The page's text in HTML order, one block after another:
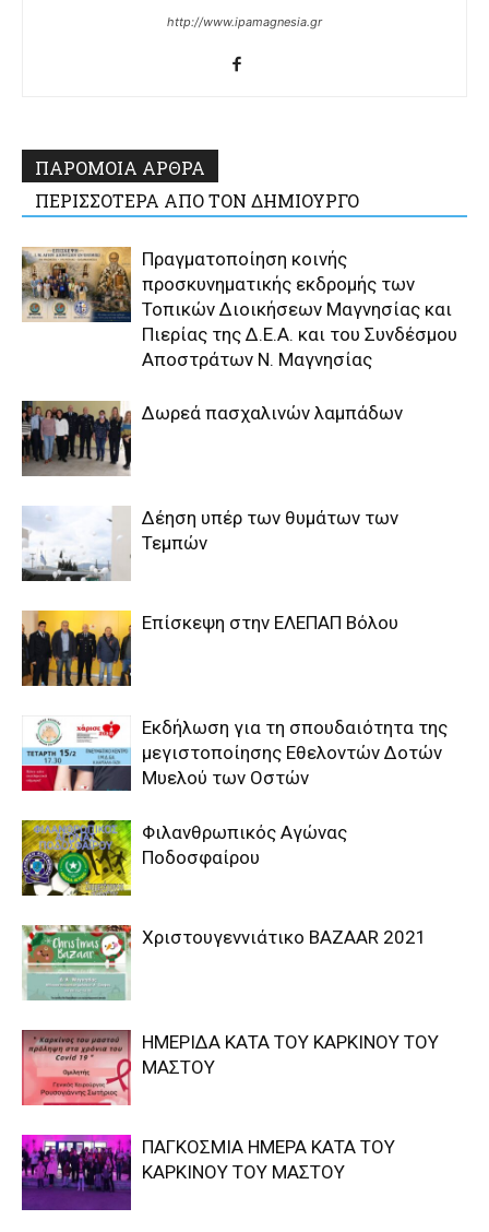
http://www.ipamagnesia.gr
ΠΑΡΟΜΟΙΑ ΑΡΘΡΑ
ΠΕΡΙΣΣΟΤΕΡΑ ΑΠΟ ΤΟΝ ΔΗΜΙΟΥΡΓΟ
Πραγματοποίηση κοινής
προσκυνηματικής εκδρομής των
Τοπικών Διοικήσεων Μαγνησίας και
Πιερίας της Δ.Ε.Α. και του Συνδέσμου
Αποστράτων Ν. Μαγνησίας
Δωρεά πασχαλινών λαμπάδων
Δέηση υπέρ των θυμάτων των
Τεμπών
Επίσκεψη στην ΕΛΕΠΑΠ Βόλου
Εκδήλωση για τη σπουδαιότητα της
μεγιστοποίησης Εθελοντών Δοτών
Μυελού των Οστών
Φιλανθρωπικός Αγώνας
Ποδοσφαίρου
Χριστουγεννιάτικο BAZAAR 2021
ΗΜΕΡΙΔΑ ΚΑΤΑ ΤΟΥ ΚΑΡΚΙΝΟΥ ΤΟΥ
ΜΑΣΤΟΥ
ΠΑΓΚΟΣΜΙΑ ΗΜΕΡΑ ΚΑΤΑ ΤΟΥ
ΚΑΡΚΙΝΟΥ ΤΟΥ ΜΑΣΤΟΥ